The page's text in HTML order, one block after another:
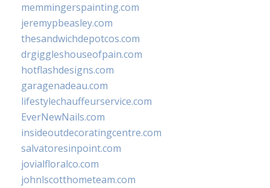
memmingerspainting.com
jeremypbeasley.com
thesandwichdepotcos.com
drgiggleshouseofpain.com
hotflashdesigns.com
garagenadeau.com
lifestylechauffeurservice.com
EverNewNails.com
insideoutdecoratingcentre.com
salvatoresinpoint.com
jovialfloralco.com
johnlscotthometeam.com